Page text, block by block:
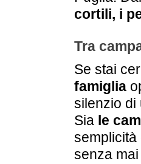
cortili, i
Tra
Se stai
famiglia
silenzio di
Sia le
semplicità
senza